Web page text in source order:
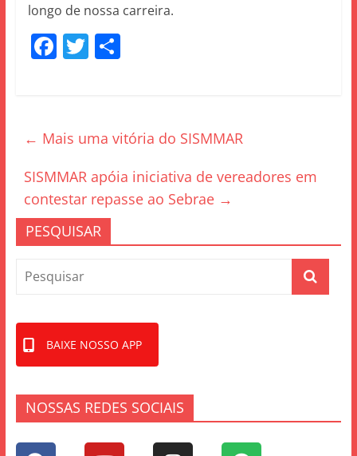
longo de nossa carreira.
F
b
o
o
k
T S
← Mais uma vitória do SISMMAR
SISMMAR apóia iniciativa de vereadores em
contestar repasse ao Sebrae →
PESQUISAR
BAIXE NOSSO APP
NOSSAS REDES SOCIAIS